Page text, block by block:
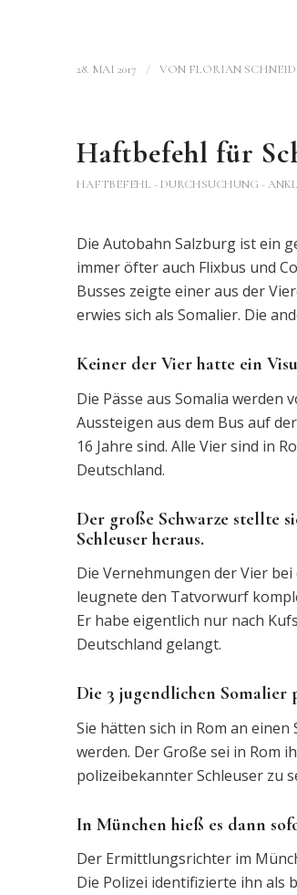
28. MAI 2017 / VON FLORIAN
Haftbefehl für
HAFTBEFEHL - DURCHSUCHUNG -
Die Autobahn Salzburg ist ein
immer öfter auch Flixbus und
Busses zeigte einer aus der
erwies sich als Somalier. Die
Keiner der Vier hatte ein
Die Pässe aus Somalia
Aussteigen aus dem Bus auf
16 Jahre sind. Alle Vier sind in
Deutschland.
Der große Schwarze stellte
Schleuser heraus.
Die Vernehmungen der Vier
leugnete den Tatvorwurf
Er habe eigentlich nur nach
Deutschland gelangt.
Die 3 jugendlichen Somalier
Sie hätten sich in Rom an
werden. Der Große sei in Rom
polizeibekannter Schleuser zu
In München hieß es dann
Der Ermittlungsrichter im
Die Polizei identifizierte ihn als